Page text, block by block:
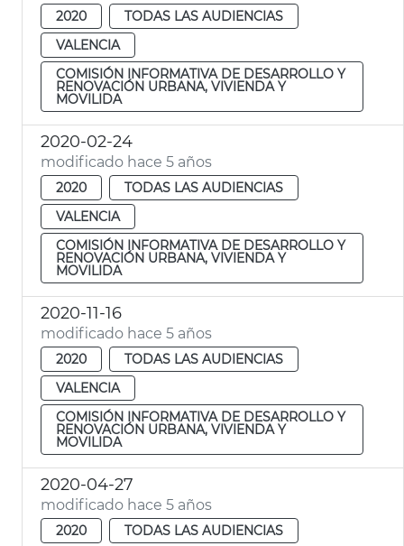
2020
TODAS LAS AUDIENCIAS
VALENCIA
COMISIÓN INFORMATIVA DE DESARROLLO Y
RENOVACIÓN URBANA, VIVIENDA Y
MOVILIDA
2020-02-24
modificado hace 5 años
2020
TODAS LAS AUDIENCIAS
VALENCIA
COMISIÓN INFORMATIVA DE DESARROLLO Y
RENOVACIÓN URBANA, VIVIENDA Y
MOVILIDA
2020-11-16
modificado hace 5 años
2020
TODAS LAS AUDIENCIAS
VALENCIA
COMISIÓN INFORMATIVA DE DESARROLLO Y
RENOVACIÓN URBANA, VIVIENDA Y
MOVILIDA
2020-04-27
modificado hace 5 años
2020
TODAS LAS AUDIENCIAS